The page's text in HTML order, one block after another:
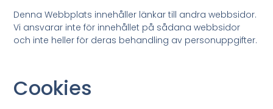
Denna Webbplats innehåller länkar till andra webbsidor.
Vi ansvarar inte för innehållet på sådana webbsidor
och inte heller för deras behandling av personuppgifter.
Cookies